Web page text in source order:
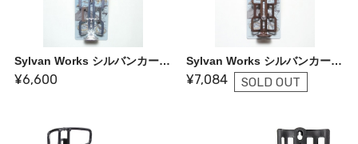
Sylvan Works シルバンカーゴケージ
¥6,600
Sylvan Works シルバンカーゴケージ ブロンズ
¥7,084 SOLD OUT